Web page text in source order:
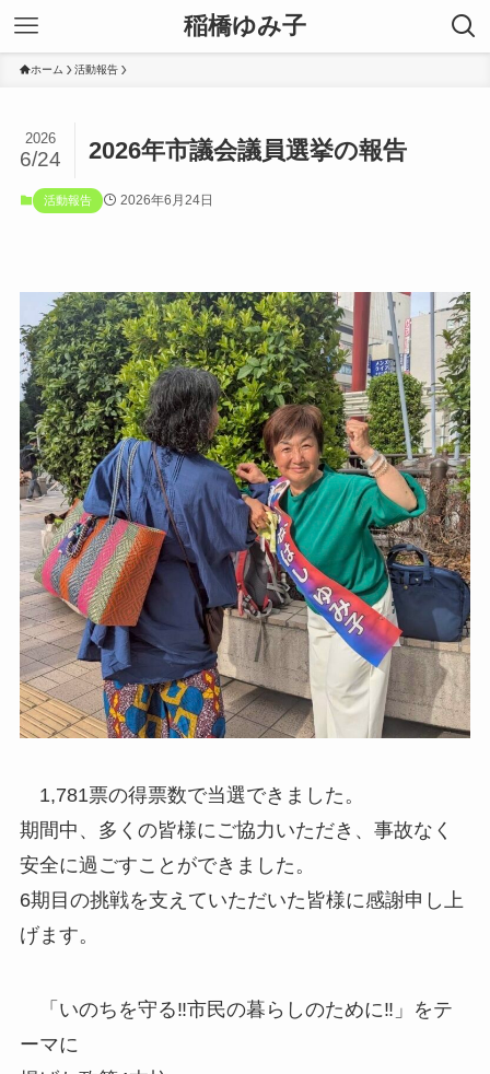
稲橋ゆみ子
ホーム 活動報告
2026年市議会議員選挙の報告
2026
6/24
活動報告 2026年6月24日
1,781票の得票数で当選できました。
期間中、多くの皆様にご協力いただき、事故なく
安全に過ごすことができました。
6期目の挑戦を支えていただいた皆様に感謝申し上
げます。
「いのちを守る‼️市民の暮らしのために‼️」をテ
ーマに